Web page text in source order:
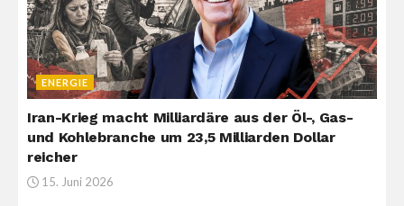
ENERGIE
Iran-Krieg macht Milliardäre aus der Öl-, Gas-
und Kohlebranche um 23,5 Milliarden Dollar
reicher
15. Juni 2026